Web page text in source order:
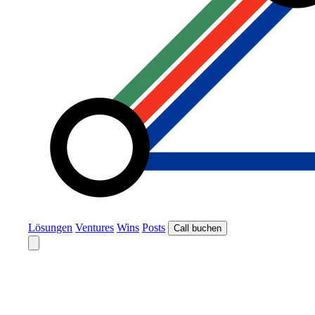
Lösungen Ventures Wins Posts Call buchen